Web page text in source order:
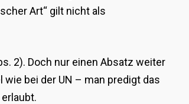
Art“ gilt nicht als
2). Doch nur einen Absatz weiter
bei der UN – man predigt das